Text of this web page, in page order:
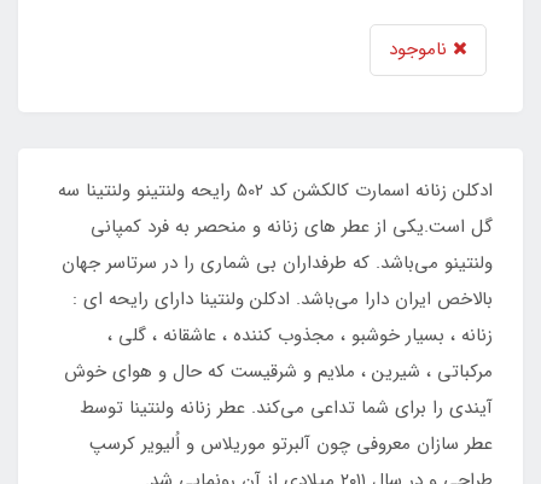
ناموجود
ادکلن زنانه اسمارت کالکشن کد 502 رایحه ولنتینو ولنتینا سه
گل است.یکی از عطر های زنانه و منحصر به فرد کمپانی
ولنتینو می‌باشد. که طرفداران بی شماری را در سرتاسر جهان
بالاخص ایران دارا می‌باشد. ادکلن ولنتینا دارای رایحه ای :
زنانه ، بسیار خوشبو ، مجذوب کننده ، عاشقانه ، گلی ،
مرکباتی ، شیرین ، ملایم و شرقیست که حال و هوای خوش
آیندی را برای شما تداعی می‌کند. عطر زنانه ولنتینا توسط
عطر سازان معروفی چون آلبرتو موریلاس و اُلیویر کرسپ